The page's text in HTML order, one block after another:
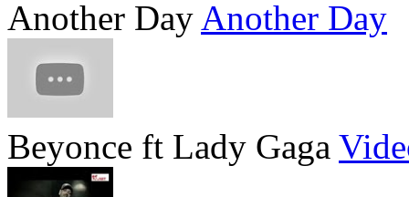
Another Day Another Day
Beyonce ft Lady Gaga